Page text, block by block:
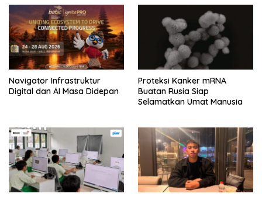
Navigator Infrastruktur
Digital dan AI Masa Didepan
Proteksi Kanker mRNA
Buatan Rusia Siap
Selamatkan Umat Manusia